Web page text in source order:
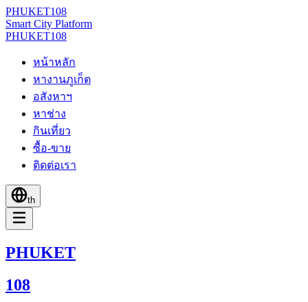
PHUKET108
Smart City Platform
PHUKET108
หน้าหลัก
หางานภูเก็ต
อสังหาฯ
หาช่าง
กินเที่ยว
ซื้อ-ขาย
ติดต่อเรา
th
PHUKET
108